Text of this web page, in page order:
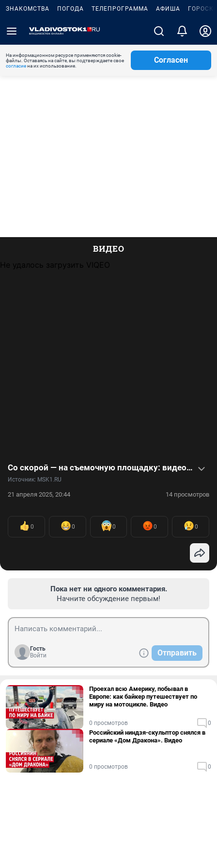
ЗНАКОМСТВА ПОГОДА ТЕЛЕПРОГРАММА АФИША
На информационном ресурсе применяются cookie-
файлы. Оставаясь на сайте, вы подтверждаете свое
согласиена их использование.
Согласен
ВИДЕО
Не удалось загрузить VIQEO
Со скорой — на съемочную площадку: видеоистория врача, ставшего актером
Источник: MSK1.RU
21 апреля 2025, 20:44 14 просмотров
0 0 0 0 0
Пока нет ни одного комментария.
Начните обсуждение первым!
Гость
Войти
Отправить
Проехал всю Америку, побывал в
Европе: как байкер путешествует по
миру на мотоцикле. Видео
0 просмотров 0
Российский ниндзя-скульптор снялся в
сериале «Дом Дракона». Видео
0 просмотров 0